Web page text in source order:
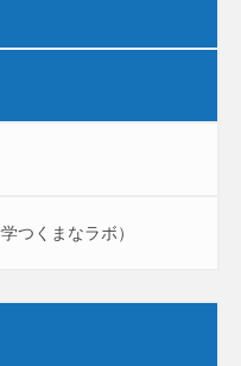
つくまなラボ）